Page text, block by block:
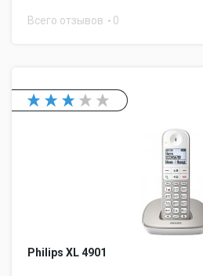
Всего отзывов 0
Philips XL 4901